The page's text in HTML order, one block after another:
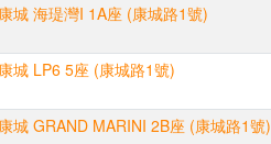
城 海瑅灣I 1A座 (康城路1號)
城 LP6 5座 (康城路1號)
城 GRAND MARINI 2B座 (康城路1號)